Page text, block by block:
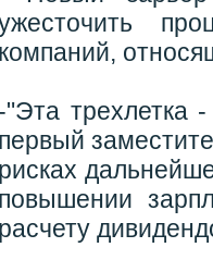
компаний,
-"Эта трехлетка
первый
рисках
повышении
расчету